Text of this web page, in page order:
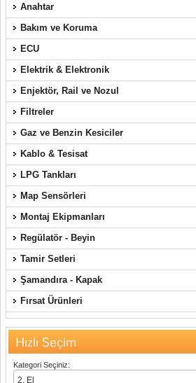
Anahtar
Bakım ve Koruma
ECU
Elektrik & Elektronik
Enjektör, Rail ve Nozul
Filtreler
Gaz ve Benzin Kesiciler
Kablo & Tesisat
LPG Tankları
Map Sensörleri
Montaj Ekipmanları
Regülatör - Beyin
Tamir Setleri
Şamandıra - Kapak
Fırsat Ürünleri
Hızlı Seçim
Kategori Seçiniz: